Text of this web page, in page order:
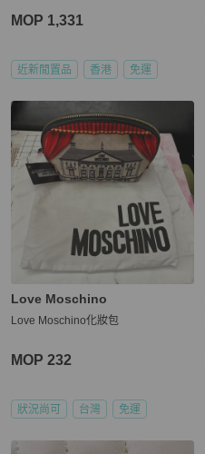
MOP 1,331
近新閒置品 香港 免運
Love Moschino
Love Moschino化妝包
MOP 232
狀況尚可 台灣 免運